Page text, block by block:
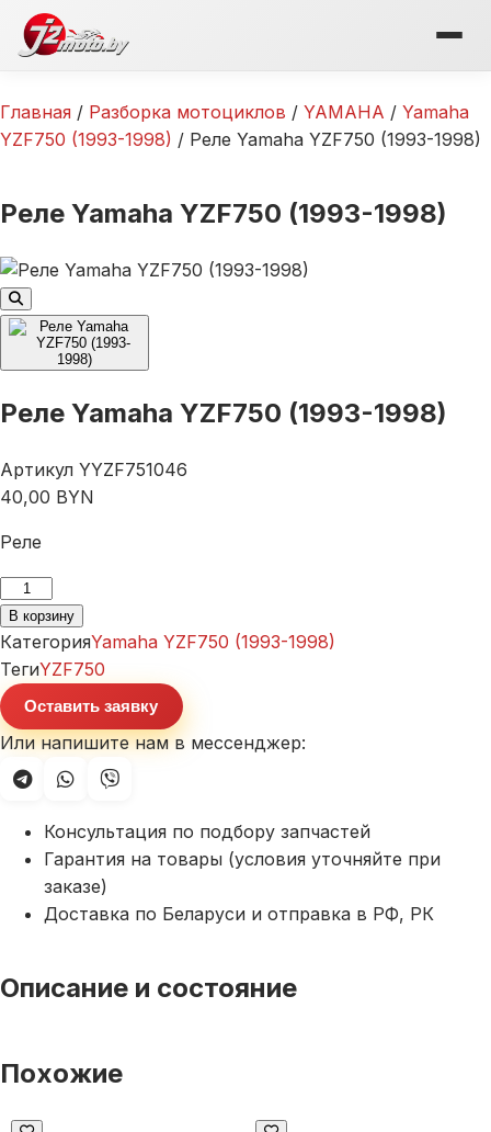
Перейти
Главная / Разборка мотоциклов / YAMAHA / Yamaha
YZF750 (1993-1998) / Реле Yamaha YZF750 (1993-1998)
Реле Yamaha YZF750 (1993-1998)
Реле Yamaha YZF750 (1993-1998)
Артикул YYZF751046
40,00 BYN
Реле
Количество
товара
Реле
Yamaha
YZF750
(1993-
1998)
В корзину
КатегорияYamaha YZF750 (1993-1998)
ТегиYZF750
Оставить заявку
Или напишите нам в мессенджер:
Консультация по подбору запчастей
Гарантия на товары (условия уточняйте при
заказе)
Доставка по Беларуси и отправка в РФ, РК
Описание и состояние
Похожие